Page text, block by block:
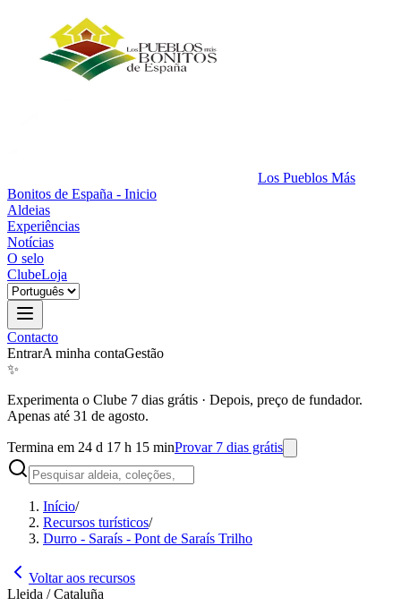
Los Pueblos Más
Bonitos de España - Inicio
Aldeias
Experiências
Notícias
O selo
ClubeLoja
Contacto
EntrarA minha contaGestão
✨
Experimenta o Clube 7 dias grátis · Depois, preço de fundador.
Apenas até 31 de agosto.
Termina em 24 d 17 h 15 minProvar 7 dias grátis
Início/
Recursos turísticos/
Durro - Saraís - Pont de Saraís Trilho
Voltar aos recursos
Lleida / Cataluña